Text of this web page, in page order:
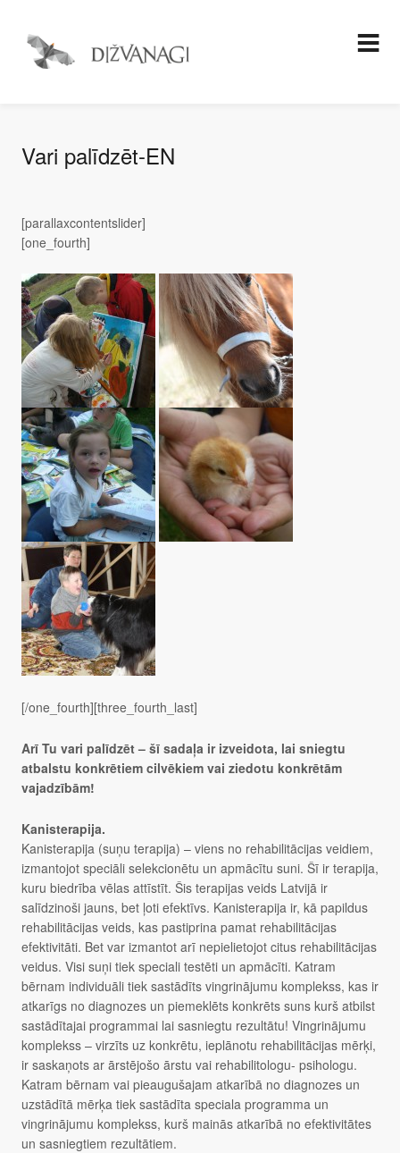
Vari palīdzēt-EN
[parallaxcontentslider]
[one_fourth]
[/one_fourth][three_fourth_last]
Arī Tu vari palīdzēt – šī sadaļa ir izveidota, lai sniegtu
atbalstu konkrētiem cilvēkiem vai ziedotu konkrētām
vajadzībām!
Kanisterapija.
Kanisterapija (suņu terapija) – viens no rehabilitācijas veidiem,
izmantojot speciāli selekcionētu un apmācītu suni. Šī ir terapija,
kuru biedrība vēlas attīstīt. Šis terapijas veids Latvijā ir
salīdzinoši jauns, bet ļoti efektīvs. Kanisterapija ir, kā papildus
rehabilitācijas veids, kas pastiprina pamat rehabilitācijas
efektivitāti. Bet var izmantot arī nepielietojot citus rehabilitācijas
veidus. Visi suņi tiek speciali testēti un apmācīti. Katram
bērnam individuāli tiek sastādīts vingrinājumu komplekss, kas ir
atkarīgs no diagnozes un piemeklēts konkrēts suns kurš atbilst
sastādītajai programmai lai sasniegtu rezultātu! Vingrinājumu
komplekss – virzīts uz konkrētu, ieplānotu rehabilitācijas mērķi,
ir saskaņots ar ārstējošo ārstu vai rehabilitologu- psihologu.
Katram bērnam vai pieaugušajam atkarībā no diagnozes un
uzstādītā mērķa tiek sastādīta speciala programma un
vingrinājumu komplekss, kurš mainās atkarībā no efektivitātes
un sasniegtiem rezultātiem.